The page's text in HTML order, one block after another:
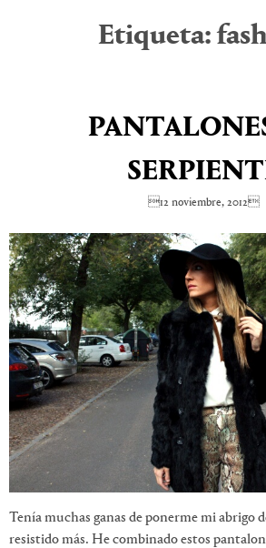
Etiqueta:
12 noviembre, 2012
Tenía muchas ganas de ponerme mi abrigo
resistido más. He combinado estos